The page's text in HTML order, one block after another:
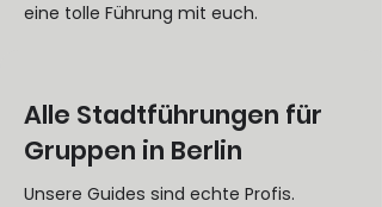
eine tolle Führung mit euch.
Alle Stadtführungen für
Gruppen in Berlin
Unsere Guides sind echte Profis.